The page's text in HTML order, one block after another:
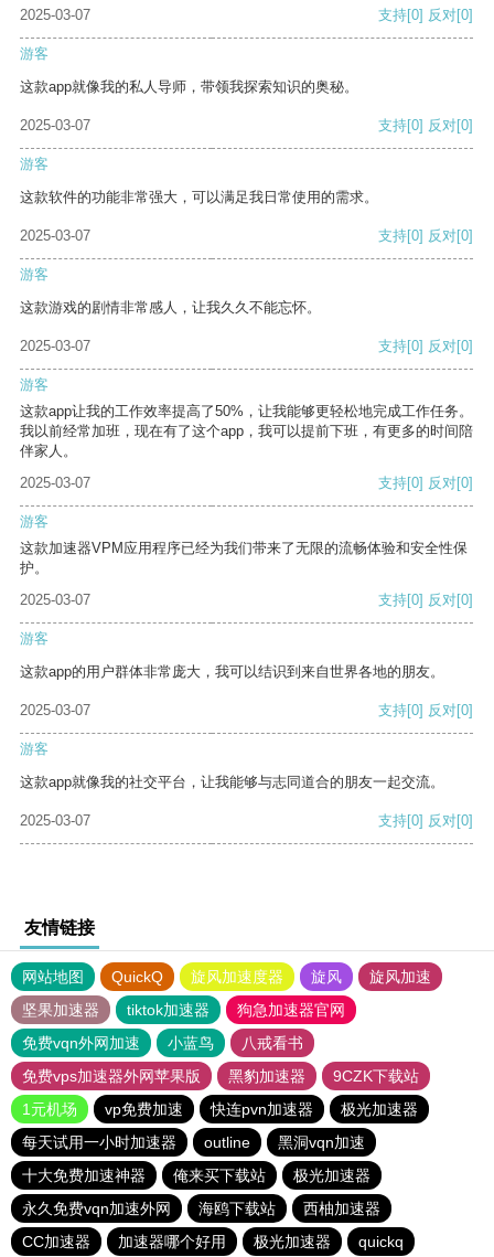
2025-03-07 支持[0] 反对[0]
游客
这款app就像我的私人导师，带领我探索知识的奥秘。
2025-03-07 支持[0] 反对[0]
游客
这款软件的功能非常强大，可以满足我日常使用的需求。
2025-03-07 支持[0] 反对[0]
游客
这款游戏的剧情非常感人，让我久久不能忘怀。
2025-03-07 支持[0] 反对[0]
游客
这款app让我的工作效率提高了50%，让我能够更轻松地完成工作任务。
我以前经常加班，现在有了这个app，我可以提前下班，有更多的时间陪
伴家人。
2025-03-07
支持[0] 反对[0]
游客
这款加速器VPM应用程序已经为我们带来了无限的流畅体验和安全性保
护。
2025-03-07
支持[0] 反对[0]
游客
这款app的用户群体非常庞大，我可以结识到来自世界各地的朋友。
2025-03-07 支持[0] 反对[0]
游客
这款app就像我的社交平台，让我能够与志同道合的朋友一起交流。
2025-03-07 支持[0] 反对[0]
友情链接
网站地图 QuickQ 旋风加速度器 旋风
旋风加速
坚果加速器
tiktok加速器
狗急加速器官网
免费vqn外网加速
小蓝鸟
八戒看书
免费vps加速器外网苹果版
黑豹加速器
9CZK下载站
1元机场
vp免费加速 快连pvn加速器
极光加速器
每天试用一小时加速器
outline
黑洞vqn加速
十大免费加速神器
俺来买下载站
极光加速器
永久免费vqn加速外网
海鸥下载站
西柚加速器
CC加速器
加速器哪个好用 极光加速器 quickq